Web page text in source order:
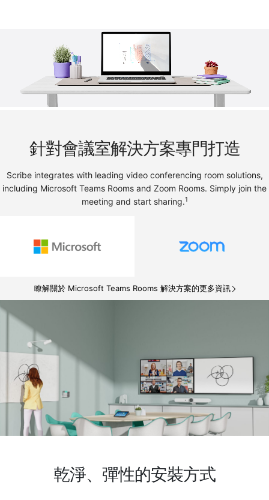
針對會議室解決方案專門打造
Scribe integrates with leading video conferencing room solutions,
including Microsoft Teams Rooms and Zoom Rooms. Simply join the
meeting and start sharing.1
瞭解關於 Microsoft Teams Rooms 解決方案的更多資訊
乾淨、彈性的安裝方式